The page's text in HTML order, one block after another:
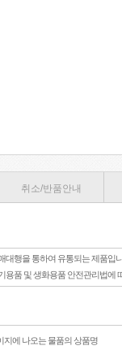
취소/반품안내
대행을 통하여 유통되는 제품입
용품 및 생화용품 안전관리법에
지에 나오는 물품의 상품명